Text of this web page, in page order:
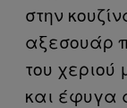
στην
αξεσουάρ
του χεριού
και έφυγα